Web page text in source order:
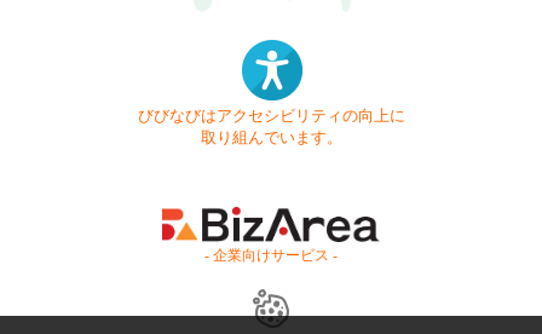
びびなびはアクセシビリティの向上に
取り組んでいます。
- 企業向けサービス -